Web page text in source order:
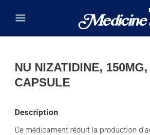
NU NIZATIDINE, 150MG,
CAPSULE
Description
Ce médicament réduit la production